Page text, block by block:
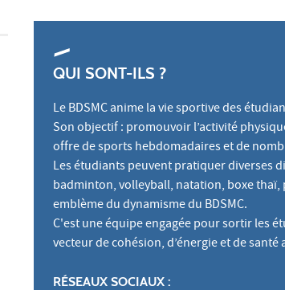
QUI SONT-ILS ?
Le BDSMC anime la vie sportive des
Son objectif : promouvoir l’activité
offre de sports hebdomadaires et de
Les étudiants peuvent pratiquer diverses
badminton, volleyball, natation, boxe
emblème du dynamisme du BDSMC.
C'est une équipe engagée pour sortir les
vecteur de cohésion, d’énergie et de santé
RÉSEAUX SOCIAUX :